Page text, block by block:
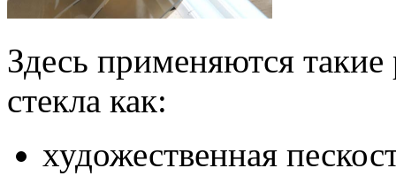
Здесь применяются
стекла как:
художественная